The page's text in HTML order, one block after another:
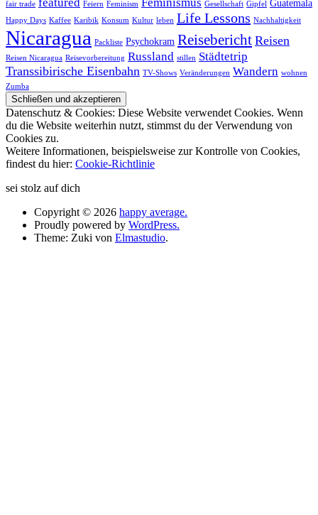
fair trade featured Feiern Feminism Feminismus Gesellschaft Gipfel Guatemala
Happy Days Kaffee Karibik Konsum Kultur leben Life Lessons Nachhaltigkeit
Nicaragua Packliste Psychokram Reisebericht Reisen
Reisen Nicaragua Reisevorbereitung Russland stillen Städtetrip
Transsibirische Eisenbahn TV-Shows Veränderungen Wandern wohnen
Zumba
Datenschutz & Cookies: Diese Website verwendet Cookies. Wenn
du die Website weiterhin nutzt, stimmst du der Verwendung von
Cookies zu.
Weitere Informationen, beispielsweise zur Kontrolle von Cookies,
findest du hier: Cookie-Richtlinie
sei stolz auf dich
Copyright © 2026 happy average.
Proudly powered by WordPress.
Theme: Zuki von Elmastudio.